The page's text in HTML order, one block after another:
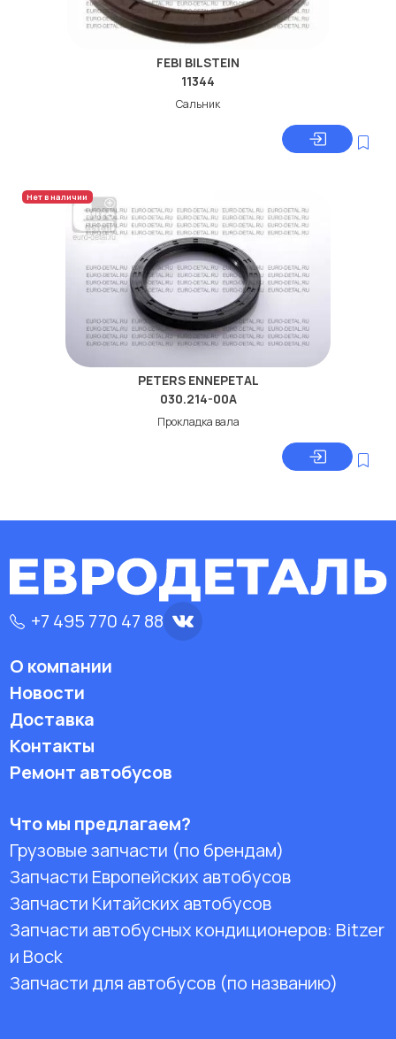
FEBI BILSTEIN
11344
Сальник
Нет в наличии
PETERS ENNEPETAL
030.214-00A
Прокладка вала
+7 495 770 47 88
О компании
Новости
Доставка
Контакты
Ремонт автобусов
Что мы предлагаем?
Грузовые запчасти (по брендам)
Запчасти Европейских автобусов
Запчасти Китайских автобусов
Запчасти автобусных кондиционеров: Bitzer
и Bock
Запчасти для автобусов (по названию)